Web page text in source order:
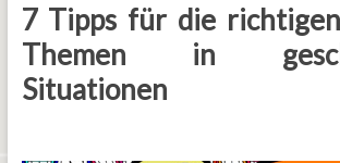
7 Tipps für die
Themen in
Situationen